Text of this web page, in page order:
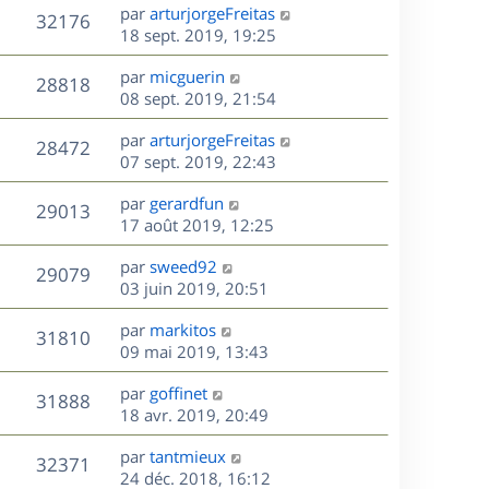
e
s
a
g
e
m
e
s
s
a
g
e
s
i
e
r
m
e
s
s
a
g
e
32176V
u
e
s
D
e
r
n
i
e
r
m
e
s
s
a
g
e
par arturjorgeFreitas
18 sept. 2019, 19:25
28818V
u
e
s
D
e
r
n
i
e
r
m
e
s
s
a
g
e
par micguerin
08 sept. 2019, 21:54
28472V
u
e
s
D
e
r
n
i
e
r
m
e
s
s
a
g
e
par arturjorgeFreitas
07 sept. 2019, 22:43
29013V
u
s
D
e
r
n
i
e
r
m
e
s
s
a
g
par gerardfun
17 août 2019, 12:25
29079V
u
s
D
e
r
n
i
e
r
m
e
s
s
par sweed92
03 juin 2019, 20:51
31810V
u
e
D
e
r
n
i
e
r
m
par markitos
09 mai 2019, 13:43
31888V
u
D
e
r
n
i
par goffinet
18 avr. 2019, 20:49
32371
D
e
par tantmieux
24 déc. 2018, 16:12